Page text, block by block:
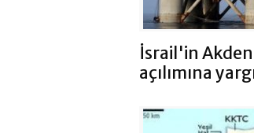
İsrail'in
açılımına